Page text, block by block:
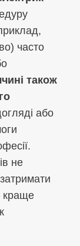
часто
також
або
не
краще